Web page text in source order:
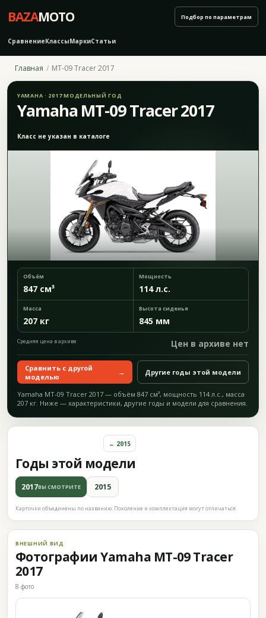
BAZAMOTO
СравнениеКлассыМаркиСтатьи
Подбор по параметрам
Главная MT-09 Tracer 2017
YAMAHA · 2017 МОДЕЛЬНЫЙ ГОД
Yamaha MT-09 Tracer 2017
Класс не указан в каталоге
Объём
847 см³
Мощность
114 л.с.
Масса
207 кг
Высота сиденья
845 мм
Средняя цена в архиве Цен в архиве нет
Сравнить с другой
моделью
→ Другие годы этой модели
Yamaha MT-09 Tracer 2017 — объём 847 см³, мощность 114 л.с., масса
207 кг. Ниже — характеристики, другие годы и модели для сравнения.
Годы этой модели
← 2015
2017ВЫ СМОТРИТЕ 2015
Карточки объединены по названию. Поколение и комплектация могут отличаться.
ВНЕШНИЙ ВИД
Фотографии Yamaha MT-09 Tracer
2017
8 фото